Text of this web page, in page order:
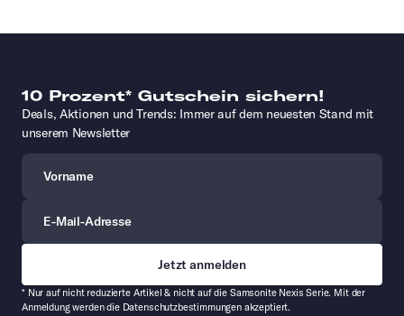
10 Prozent* Gutschein sichern!
Deals, Aktionen und Trends: Immer auf dem neuesten Stand mit
unserem Newsletter
* Nur auf nicht reduzierte Artikel & nicht auf die Samsonite Nexis Serie. Mit der
Anmeldung werden die Datenschutzbestimmungen akzeptiert.